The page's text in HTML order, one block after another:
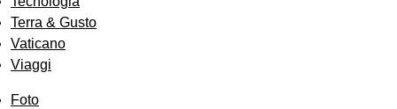
Terra & Gusto
Vaticano
Viaggi
Foto